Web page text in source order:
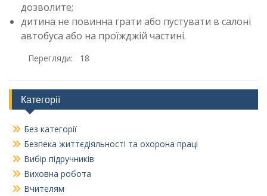
дозволите;
дитина не повинна грати або пустувати в салоні
автобуса або на проїжджій частині.
Перегляди: 18
Категорії
Без категорії
Безпека життєдіяльності та охорона праці
Вибір підручників
Виховна робота
Вчителям